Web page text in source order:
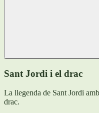
Sant Jordi i el drac
La llegenda de Sant Jordi
drac.